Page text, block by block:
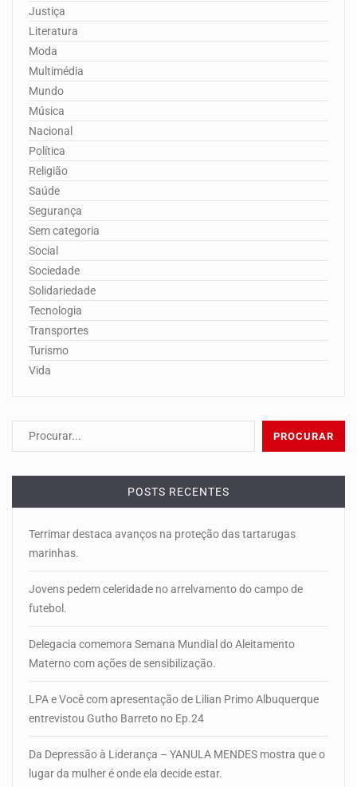
Justiça
Literatura
Moda
Multimédia
Mundo
Música
Nacional
Política
Religião
Saúde
Segurança
Sem categoria
Social
Sociedade
Solidariedade
Tecnologia
Transportes
Turismo
Vida
POSTS RECENTES
Terrimar destaca avanços na proteção das tartarugas
marinhas.
Jovens pedem celeridade no arrelvamento do campo de
futebol.
Delegacia comemora Semana Mundial do Aleitamento
Materno com ações de sensibilização.
LPA e Você com apresentação de Lilian Primo Albuquerque
entrevistou Gutho Barreto no Ep.24
Da Depressão à Liderança – YANULA MENDES mostra que o
lugar da mulher é onde ela decide estar.